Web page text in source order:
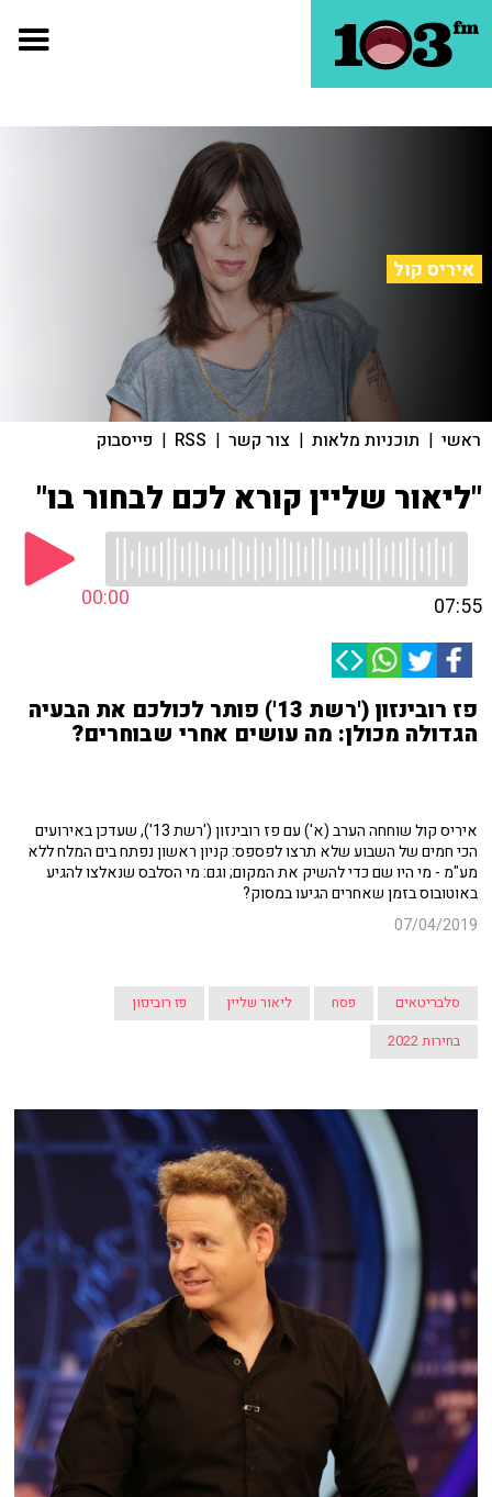
איריס קול
ראשי | תוכניות מלאות | צור קשר |
RSS
| פייסבוק
"ליאור שליין קורא לכם לבחור בו"
00:00 07:55
פז רובינזון ('רשת 13') פותר לכולכם את הבעיה
הגדולה מכולן: מה עושים אחרי שבוחרים?
איריס קול שוחחה הערב (א') עם פז רובינזון ('רשת 13'), שעדכן באירועים
הכי חמים של השבוע שלא תרצו לפספס: קניון ראשון נפתח בים המלח ללא
מע"מ - מי היו שם כדי להשיק את המקום; וגם: מי הסלבס שנאלצו להגיע
באוטובוס בזמן שאחרים הגיעו במסוק?
07/04/2019
סלבריטאים פסח ליאור שליין
פז רובינזון
בחירות 2022